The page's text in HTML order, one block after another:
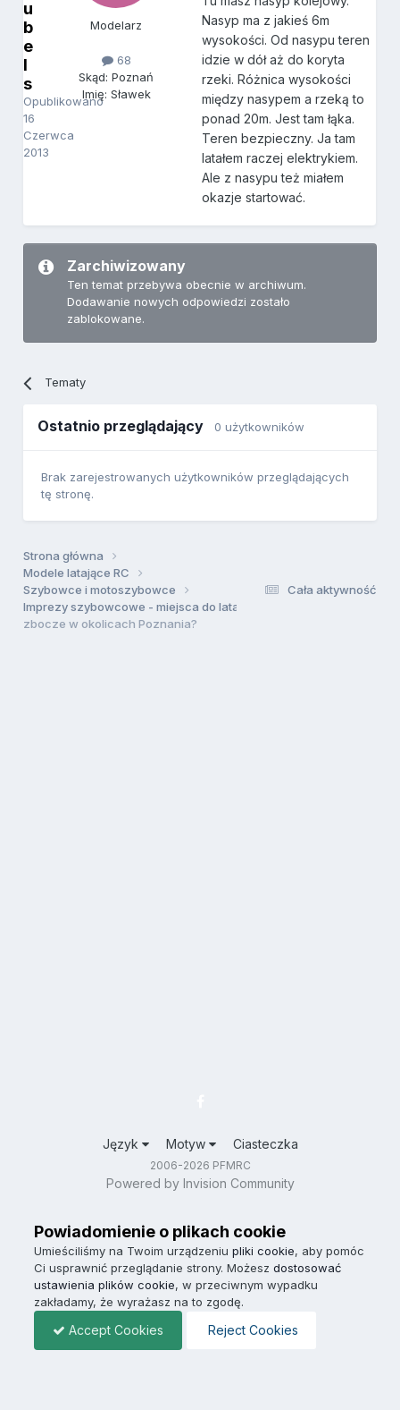
u
b
e
l
s
Opublikowano
16
Czerwca
2013
Modelarz
68
Skąd: Poznań
Imię: Sławek
Nasyp ma z jakieś 6m
wysokości. Od nasypu teren
idzie w dół aż do koryta
rzeki. Różnica wysokości
między nasypem a rzeką to
ponad 20m. Jest tam łąka.
Teren bezpieczny. Ja tam
latałem raczej elektrykiem.
Ale z nasypu też miałem
okazje startować.
Zarchiwizowany
Ten temat przebywa obecnie w archiwum.
Dodawanie nowych odpowiedzi zostało
zablokowane.
Tematy
Ostatnio przeglądający 0 użytkowników
Brak zarejestrowanych użytkowników przeglądających
tę stronę.
Cała aktywność
Strona główna
Modele latające RC
Szybowce i motoszybowce
Imprezy szybowcowe - miejsca do latania
zbocze w okolicach Poznania?
Język Motyw Ciasteczka
2006-2026 PFMRC
Powered by Invision Community
Powiadomienie o plikach cookie
Umieściliśmy na Twoim urządzeniu pliki cookie, aby pomóc
Ci usprawnić przeglądanie strony. Możesz dostosować
ustawienia plików cookie, w przeciwnym wypadku
zakładamy, że wyrażasz na to zgodę.
Accept Cookies Reject Cookies